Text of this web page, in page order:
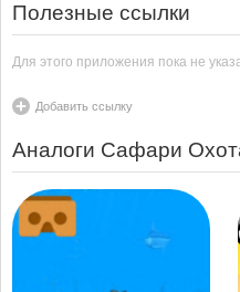
Полезные ссылки
Для этого приложения пока не
Добавить ссылку
Аналоги Сафари